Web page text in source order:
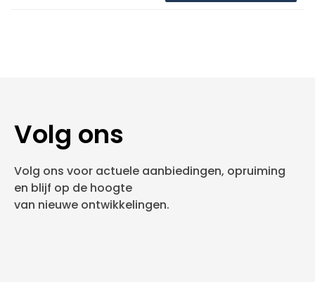
Volg ons
Volg ons voor actuele aanbiedingen, opruiming
en blijf op de hoogte
van nieuwe ontwikkelingen.